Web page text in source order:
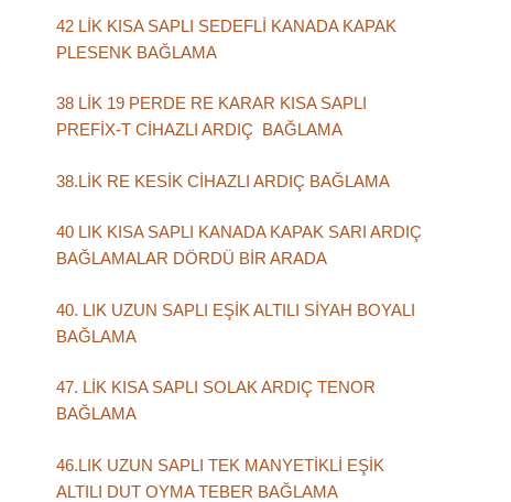
42 LİK KISA SAPLI SEDEFLİ KANADA KAPAK
PLESENK BAĞLAMA
38 LİK 19 PERDE RE KARAR KISA SAPLI
PREFİX-T CİHAZLI ARDIÇ BAĞLAMA
38.LİK RE KESİK CİHAZLI ARDIÇ BAĞLAMA
40 LIK KISA SAPLI KANADA KAPAK SARI ARDIÇ
BAĞLAMALAR DÖRDÜ BİR ARADA
40. LIK UZUN SAPLI EŞİK ALTILI SİYAH BOYALI
BAĞLAMA
47. LİK KISA SAPLI SOLAK ARDIÇ TENOR
BAĞLAMA
46.LIK UZUN SAPLI TEK MANYETİKLİ EŞİK
ALTILI DUT OYMA TEBER BAĞLAMA